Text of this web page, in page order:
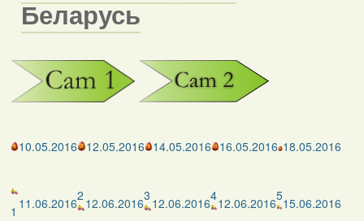
Беларусь
10.05.2016 12.05.2016 14.05.2016 16.05.2016 18.05.2016
1 11.06.20162 12.06.20163 12.06.2016412.06.2016515.06.2016